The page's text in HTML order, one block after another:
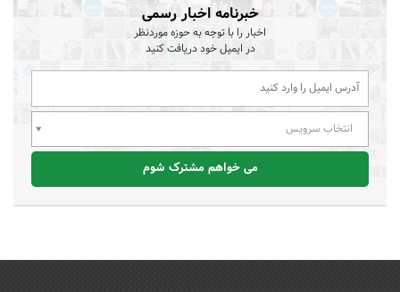
خبرنامه اخبار رسمی
اخبار را با توجه به حوزه موردنظر
در ایمیل خود دریافت کنید
انتخاب سرویس
می خواهم مشترک شوم